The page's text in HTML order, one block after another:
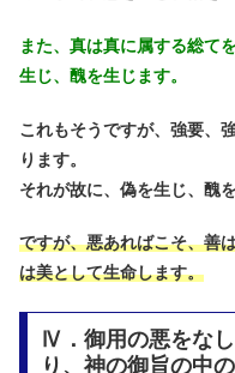
また、真は真に属する総て
生じ、醜を生じます。
これもそうですが、強要、
ります。
それが故に、偽を生じ、醜
ですが、悪あればこそ、善
は美として生命します。
Ⅳ．御用の悪をな
り、神の御旨の中